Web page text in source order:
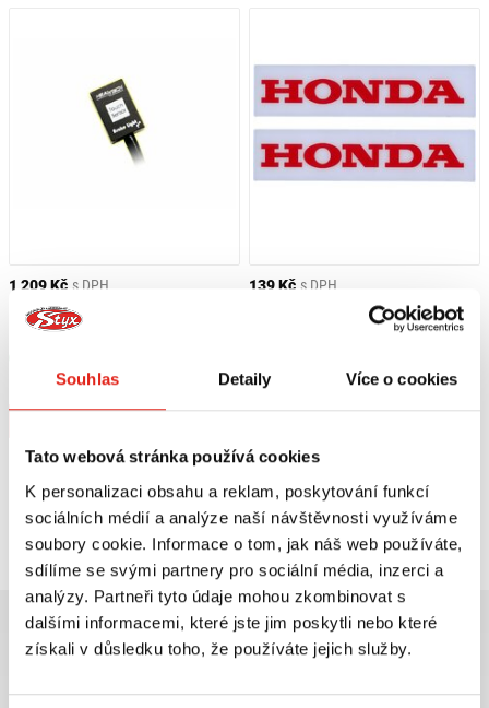
Souhlas Detaily Více o cookies
Tato webová stránka používá cookies
K personalizaci obsahu a reklam, poskytování funkcí
sociálních médií a analýze naší návštěvnosti využíváme
soubory cookie. Informace o tom, jak náš web používáte,
sdílíme se svými partnery pro sociální média, inzerci a
analýzy. Partneři tyto údaje mohou zkombinovat s
dalšími informacemi, které jste jim poskytli nebo které
získali v důsledku toho, že používáte jejich služby.
1 209 Kč s DPH
HEALTECH MODUL BRZDOVÉHO
SVĚTLA BLP-U01
V 5 prodejnách
139 Kč s DPH
QUATTROERRE NÁLEPKY HONDA 2
Na objednávku
Prohlédli jste si2z 2produktů